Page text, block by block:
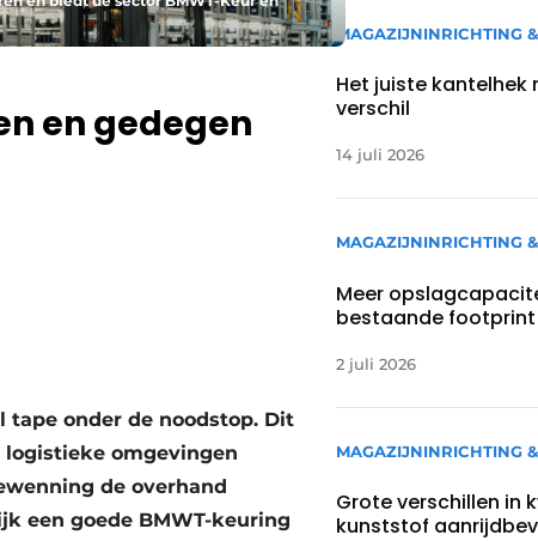
en gedegen
tape onder de noodstop. Dit
omgevingen
de overhand
een goede BMWT-keuring
MAGAZIJNINRICHTING
Het juiste kantelhek
verschil
14 juli 2026
MAGAZIJNINRICHTING
Meer
bestaande footprint
2 juli 2026
MAGAZIJNINRICHTING
Grote verschillen in
kunststof